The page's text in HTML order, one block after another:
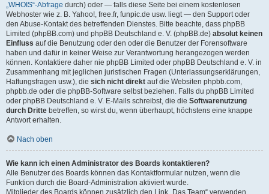
„WHOIS“-Abfrage durch) oder — falls diese Seite bei einem kostenlosen
Webhoster wie z. B. Yahoo!, free.fr, funpic.de usw. liegt — den Support oder
den Abuse-Kontakt des betreffenden Dienstes. Bitte beachte, dass phpBB
Limited (phpBB.com) und phpBB Deutschland e. V. (phpBB.de) absolut keinen
Einfluss auf die Benutzung oder den oder die Benutzer der Forensoftware
haben und dafür in keiner Weise zur Verantwortung herangezogen werden
können. Kontaktiere daher nie phpBB Limited oder phpBB Deutschland e. V. in
Zusammenhang mit jeglichen juristischen Fragen (Unterlassungserklärungen,
Haftungsfragen usw.), die sich nicht direkt auf die Websiten phpbb.com,
phpbb.de oder die phpBB-Software selbst beziehen. Falls du phpBB Limited
oder phpBB Deutschland e. V. E-Mails schreibst, die die Softwarenutzung
durch Dritte betreffen, so wirst du, wenn überhaupt, höchstens eine knappe
Antwort erhalten.
Nach oben
Wie kann ich einen Administrator des Boards kontaktieren?
Alle Benutzer des Boards können das Kontaktformular nutzen, wenn die
Funktion durch die Board-Administration aktiviert wurde.
Mitglieder des Boards können zusätzlich den Link „Das Team“ verwenden.